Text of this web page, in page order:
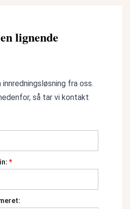
lignende
fra oss.
så tar vi kontakt
*